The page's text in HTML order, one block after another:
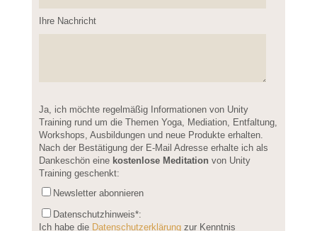
empty.
Ihre Nachricht
leave
this
field
empty.
Ja, ich möchte regelmäßig Informationen von Unity
Training rund um die Themen Yoga, Mediation, Entfaltung,
Workshops, Ausbildungen und neue Produkte erhalten.
Nach der Bestätigung der E-Mail Adresse erhalte ich als
Dankeschön eine kostenlose Meditation von Unity
Training geschenkt:
Newsletter abonnieren
Datenschutzhinweis*:
Ich habe die Datenschutzerklärungzur Kenntnis